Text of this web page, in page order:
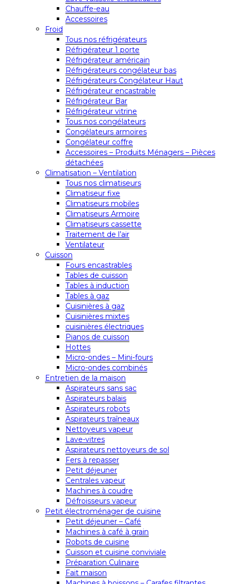
Chauffe-eau
Accessoires
Froid
Tous nos réfrigérateurs
Réfrigérateur 1 porte
Réfrigérateur américain
Réfrigérateurs congélateur bas
Réfrigérateurs Congélateur Haut
Réfrigérateur encastrable
Réfrigérateur Bar
Réfrigérateur vitrine
Tous nos congélateurs
Congélateurs armoires
Congélateur coffre
Accessoires – Produits Ménagers – Pièces
détachées
Climatisation – Ventilation
Tous nos climatiseurs
Climatiseur fixe
Climatiseurs mobiles
Climatiseurs Armoire
Climatiseurs cassette
Traitement de l’air
Ventilateur
Cuisson
Fours encastrables
Tables de cuisson
Tables à induction
Tables à gaz
Cuisinières à gaz
Cuisinières mixtes
cuisinières électriques
Pianos de cuisson
Hottes
Micro-ondes – Mini-fours
Micro-ondes combinés
Entretien de la maison
Aspirateurs sans sac
Aspirateurs balais
Aspirateurs robots
Aspirateurs traîneaux
Nettoyeurs vapeur
Lave-vitres
Aspirateurs nettoyeurs de sol
Fers à repasser
Petit déjeuner
Centrales vapeur
Machines à coudre
Défroisseurs vapeur
Petit électroménager de cuisine
Petit déjeuner – Café
Machines à café à grain
Robots de cuisine
Cuisson et cuisine conviviale
Préparation Culinaire
Fait maison